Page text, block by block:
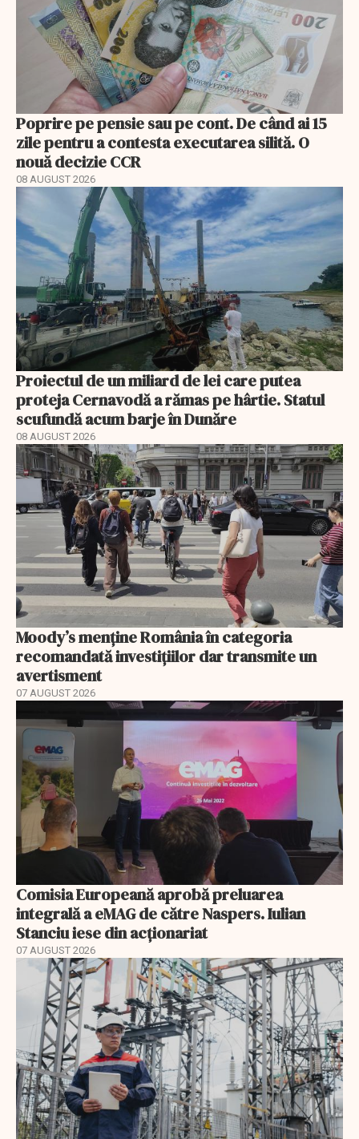
Poprire pe pensie sau pe cont. De când ai 15
zile pentru a contesta executarea silită. O
nouă decizie CCR
08 AUGUST 2026
Proiectul de un miliard de lei care putea
proteja Cernavodă a rămas pe hârtie. Statul
scufundă acum barje în Dunăre
08 AUGUST 2026
Moody’s menține România în categoria
recomandată investițiilor dar transmite un
avertisment
07 AUGUST 2026
Comisia Europeană aprobă preluarea
integrală a eMAG de către Naspers. Iulian
Stanciu iese din acționariat
07 AUGUST 2026